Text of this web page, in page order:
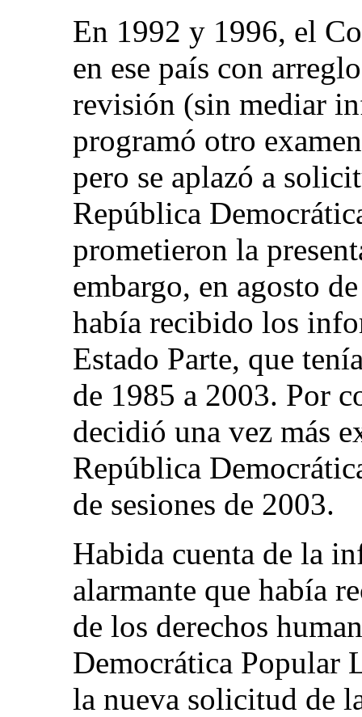
En 1992 y 1996, el
en ese país con
revisión (sin mediar
programó otro
pero se aplazó a
República
prometieron la
embargo, en agosto
había recibido los
Estado Parte, que
de 1985 a 2003. Por
decidió una vez más
República
de sesiones de 2003.
Habida cuenta de la
alarmante que había
de los derechos
Democrática Popular
la nueva solicitud de